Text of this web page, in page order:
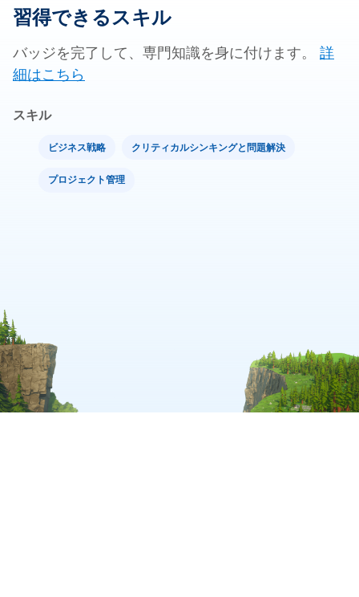
習得できるスキル
バッジを完了して、専門知識を身に付けます。 詳
細はこちら
スキル
ビジネス戦略 クリティカルシンキングと問題解決
プロジェクト管理